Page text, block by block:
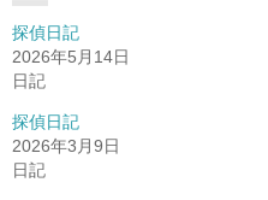
探偵日記
2026年5月14日
日記
探偵日記
2026年3月9日
日記